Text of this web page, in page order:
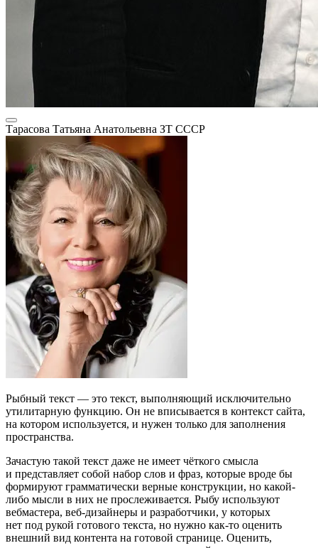
Тарасова Татьяна Анатольевна ЗТ СССР
Рыбный текст — это текст, выполняющий исключительно
утилитарную функцию. Он не вписывается в контекст сайта,
на котором используется, и нужен только для заполнения
пространства.
Зачастую такой текст даже не имеет чёткого смысла
и представляет собой набор слов и фраз, которые вроде бы
формируют грамматически верные конструкции, но какой-
либо мысли в них не прослеживается. Рыбу используют
вебмастера, веб-дизайнеры и разработчики, у которых
нет под рукой готового текста, но нужно как-то оценить
внешний вид контента на готовой странице. Оценить,